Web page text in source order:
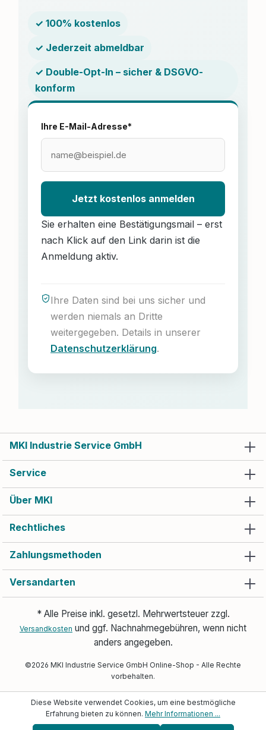
✓ 100% kostenlos
✓ Jederzeit abmeldbar
✓ Double-Opt-In – sicher & DSGVO-
konform
Ihre E-Mail-Adresse*
Jetzt kostenlos anmelden
Sie erhalten eine Bestätigungsmail – erst
nach Klick auf den Link darin ist die
Anmeldung aktiv.
Ihre Daten sind bei uns sicher und
werden niemals an Dritte
weitergegeben. Details in unserer
Datenschutzerklärung.
MKI Industrie Service GmbH
Service
Über MKI
Rechtliches
Zahlungsmethoden
Versandarten
* Alle Preise inkl. gesetzl. Mehrwertsteuer zzgl.
Versandkosten und ggf. Nachnahmegebühren, wenn nicht
anders angegeben.
©2026 MKI Industrie Service GmbH Online-Shop - Alle Rechte
vorbehalten.
Diese Website verwendet Cookies, um eine bestmögliche
Erfahrung bieten zu können. Mehr Informationen ...